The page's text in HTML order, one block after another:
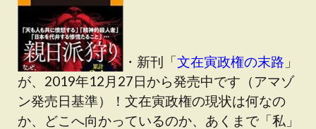
・新刊「文在寅政権の末路 」
が、2019年12月27日から発売中です（アマゾ
ン発売日基準）！文在寅政権の現状は何なの
か、どこへ向かっているのか、あくまで「私」